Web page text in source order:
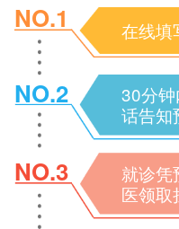
NO.1 在线填
NO.2
30分
话告知
NO.3
就诊凭
医领取